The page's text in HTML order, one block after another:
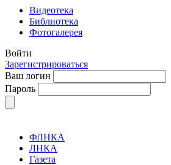
Видеотека
Библиотека
Фотогалерея
Войти
Зарегистрироваться
Ваш логин
Пароль
ФЛНКА
ЛНКА
Газета